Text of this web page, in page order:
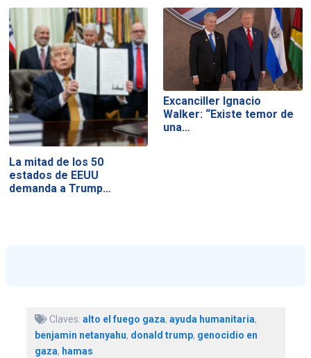
La mitad de los 50
estados de EEUU
demanda a Trump…
Excanciller Ignacio
Walker: “Existe temor de
una…
Claves: alto el fuego gaza, ayuda humanitaria,
benjamin netanyahu, donald trump, genocidio en
gaza, hamas